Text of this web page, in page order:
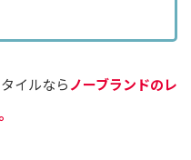
イルならノーブランドのレ